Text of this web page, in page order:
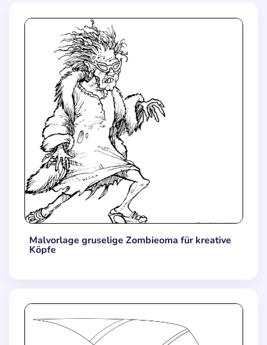
Malvorlage gruselige Zombieoma für kreative
Köpfe